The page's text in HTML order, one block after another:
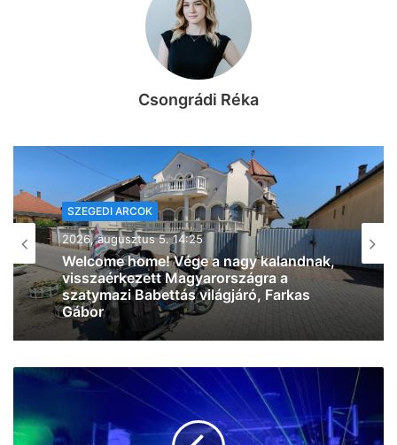
Csongrádi Réka
SZEGEDI ARCOK
2026, augusztus 5. 11:30
Szegedi Pletykák: jéghideg vízzel
kedveskedtünk a szegedieknek,
valamint megkérdeztük azt is, ki hogyan
éli túl a brutális hőséget (videó)